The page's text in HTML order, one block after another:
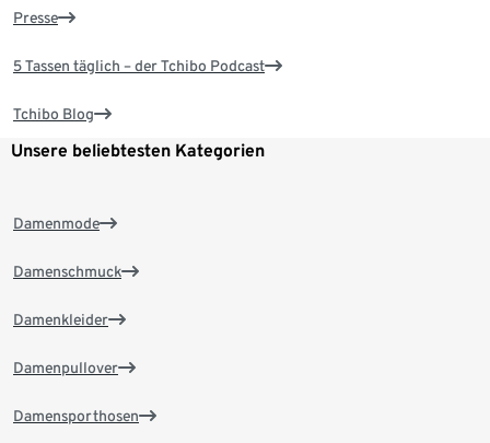
Presse
5 Tassen täglich – der Tchibo Podcast
Tchibo Blog
Unsere beliebtesten Kategorien
Damenmode
Damenschmuck
Damenkleider
Damenpullover
Damensporthosen